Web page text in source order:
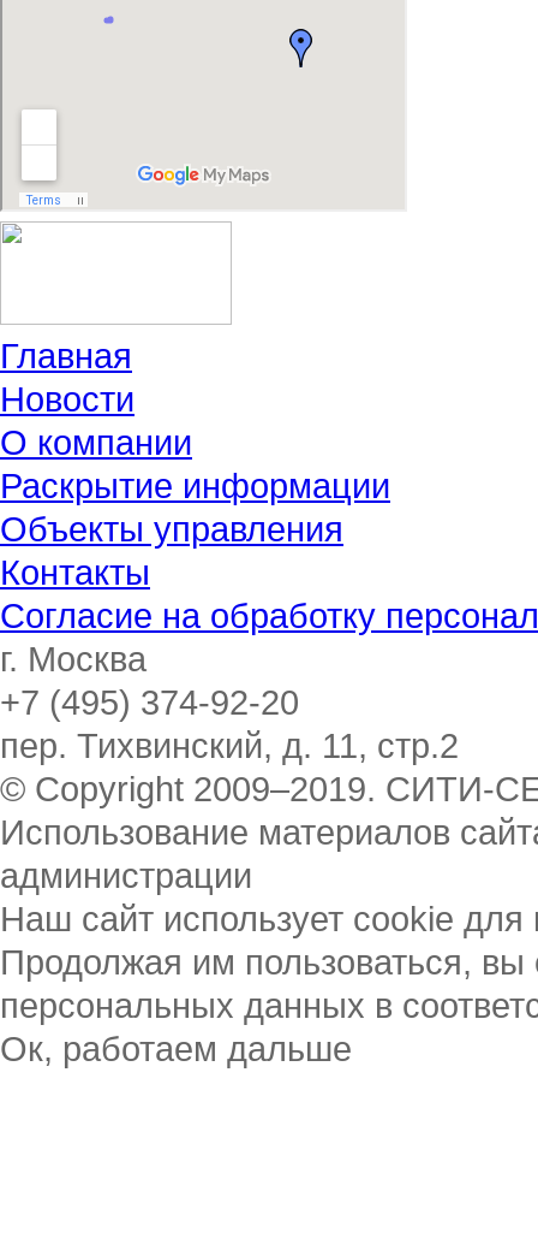
Главная
Новости
О компании
Раскрытие информации
Объекты управления
Контакты
Согласие на обработку
г. Москва
+7 (495) 374-92-20
пер. Тихвинский, д. 11, стр.2
© Copyright 2009–2019. СИТИ-
Использование материалов
администрации
Наш сайт использует cookie
Продолжая им пользоваться, вы
персональных данных в
Ок, работаем дальше